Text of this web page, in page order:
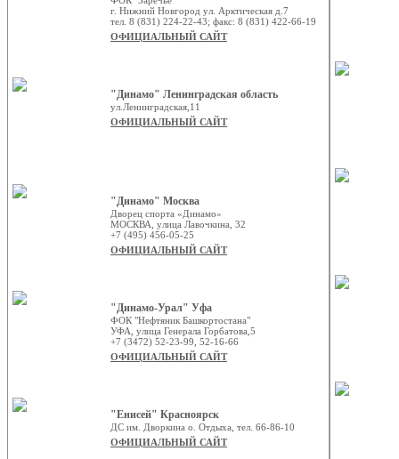
г. Нижний Новгород ул. Арктическая д.7
тел. 8 (831) 224-22-43; факс: 8 (831) 422-66-19
ОФИЦИАЛЬНЫЙ САЙТ
"Динамо" Ленинградская область
ул.Ленинградская,11
ОФИЦИАЛЬНЫЙ САЙТ
"Динамо" Москва
Дворец спорта «Динамо»
МОСКВА, улица Лавочкина, 32
+7 (495) 456-05-25
ОФИЦИАЛЬНЫЙ САЙТ
"Динамо-Урал" Уфа
ФОК "Нефтяник Башкортостана"
УФА, улица Генерала Горбатова,5
+7 (3472) 52-23-99, 52-16-66
ОФИЦИАЛЬНЫЙ САЙТ
"Енисей" Красноярск
ДС им. Дворкина о. Отдыха, тел. 66-86-10
ОФИЦИАЛЬНЫЙ САЙТ